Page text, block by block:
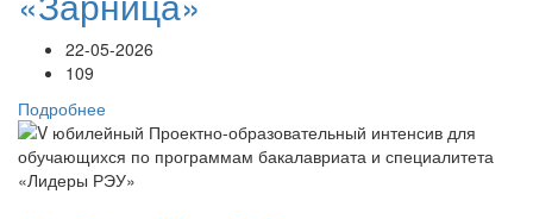
22-05-2026
109
Подробнее